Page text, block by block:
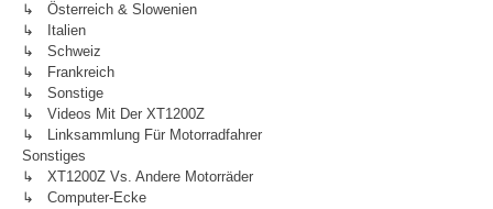
↳ Österreich & Slowenien
↳ Italien
↳ Schweiz
↳ Frankreich
↳ Sonstige
↳ Videos Mit Der XT1200Z
↳ Linksammlung Für Motorradfahrer
Sonstiges
↳ XT1200Z Vs. Andere Motorräder
↳ Computer-Ecke